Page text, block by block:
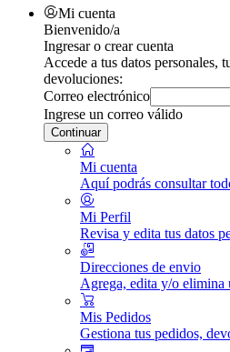
Mi cuenta
Bienvenido/a
Ingresar o crear cuenta
Accede a tus datos personales,
devoluciones:
Correo electrónico
Ingrese un correo válido
Continuar
Mi cuenta
Aquí podrás consultar
Mi Perfil
Revisa y edita tus datos
Direcciones de envio
Agrega, edita y/o elimina
Mis Pedidos
Gestiona tus pedidos,